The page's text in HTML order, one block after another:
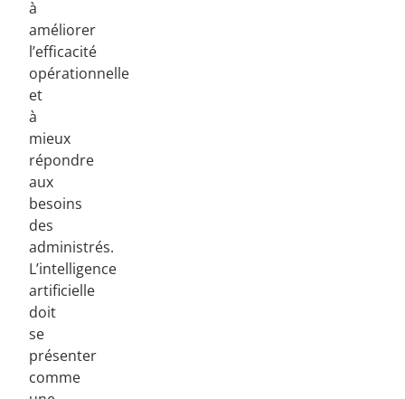
à
améliorer
l’efficacité
opérationnelle
et
à
mieux
répondre
aux
besoins
des
administrés.
L’intelligence
artificielle
doit
se
présenter
comme